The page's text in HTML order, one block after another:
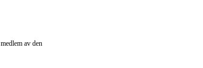
medlem av den